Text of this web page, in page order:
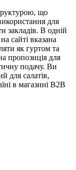
що
для
закладів. В одній
сайті вказана
як гуртом та
пропозиція для
подачу. Ви
для салатів,
в магазині B2B